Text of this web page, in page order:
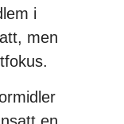
i
men